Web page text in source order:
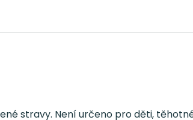
stravy. Není určeno pro děti,